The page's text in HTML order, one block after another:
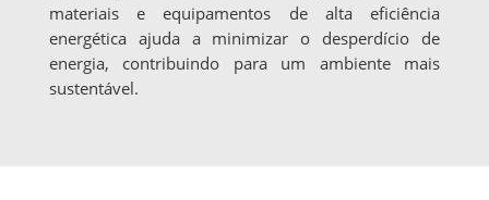
materiais e equipamentos de alta eficiência
energética ajuda a minimizar o desperdício de
energia, contribuindo para um ambiente mais
sustentável.